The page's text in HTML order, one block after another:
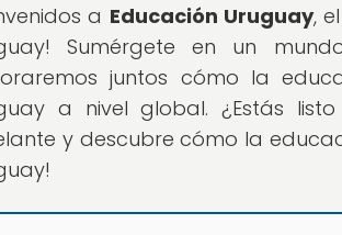
a Educación Uruguay,
Sumérgete en un
juntos cómo la
a nivel global. ¿Estás
y descubre cómo la